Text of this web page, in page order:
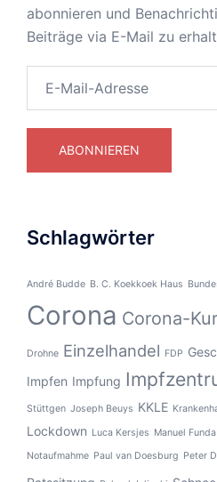
abonnieren und
Beiträge via E-Mail zu
Mail-
ABONNIEREN
Schlagwörter
André Budde B. C. Koekkoek Haus
Corona Corona-
Drohne Einzelhandel FDP
Impfen Impfung
Stüttgen Joseph Beuys KKLE
Lockdown Luca Kersjes Manuel Funda
Notaufmahme Paul van Doesburg Peter